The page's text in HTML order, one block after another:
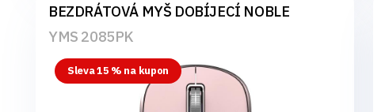
BEZDRÁTOVÁ MYŠ DOBÍJECÍ NOBLE
YMS 2085PK
Sleva 15 % na kupon